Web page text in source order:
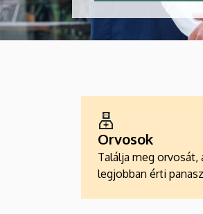
Orvosok
Találja meg orvosát,
legjobban érti